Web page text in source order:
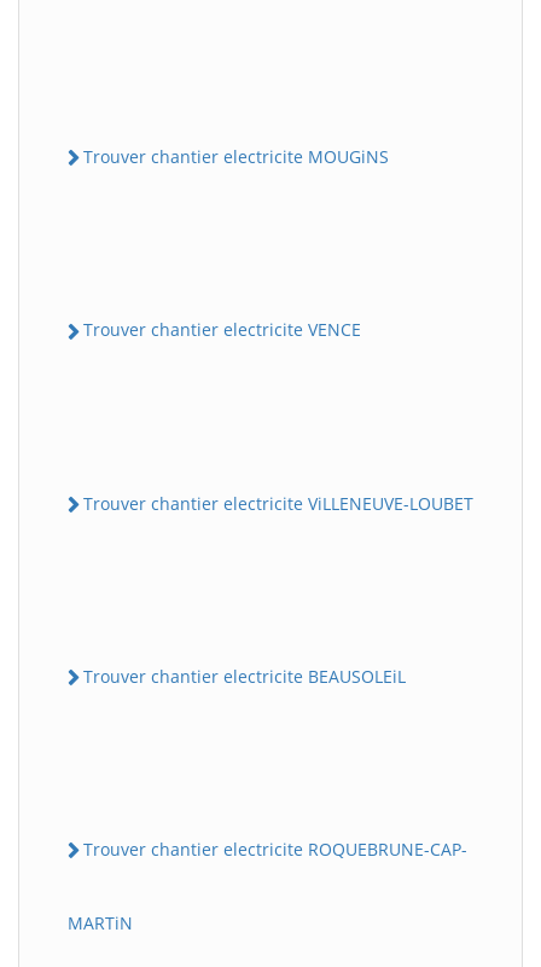
Trouver chantier electricite MOUGiNS
Trouver chantier electricite VENCE
Trouver chantier electricite ViLLENEUVE-LOUBET
Trouver chantier electricite BEAUSOLEiL
Trouver chantier electricite ROQUEBRUNE-CAP-
MARTiN